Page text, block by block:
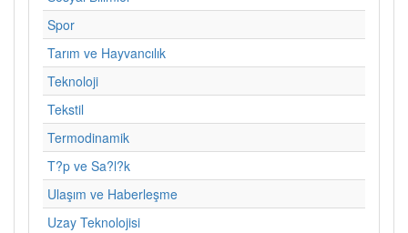
Spor
Tarım ve Hayvancılık
Teknoloji
Tekstil
Termodinamik
T?p ve Sa?l?k
Ulaşım ve Haberleşme
Uzay Teknolojisi